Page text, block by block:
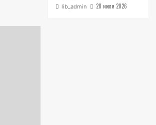
lib_admin 28 июля 2026